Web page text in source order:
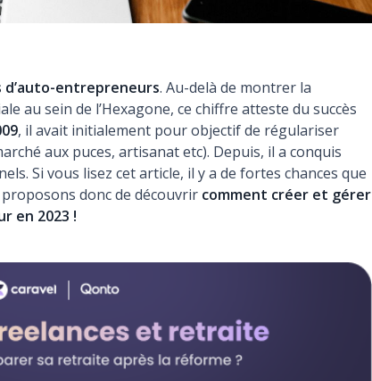
d’auto-entrepreneurs. Au-delà de montrer la
au sein de l’Hexagone, ce chiffre atteste du succès
, il avait initialement pour objectif de régulariser
aux puces, artisanat etc). Depuis, il a conquis
Si vous lisez cet article, il y a de fortes chances que
donc de découvrir comment créer et gérer
en 2023 !